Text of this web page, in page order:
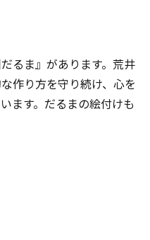
るま』があります。荒井
作り方を守り続け、心を
ます。だるまの絵付けも